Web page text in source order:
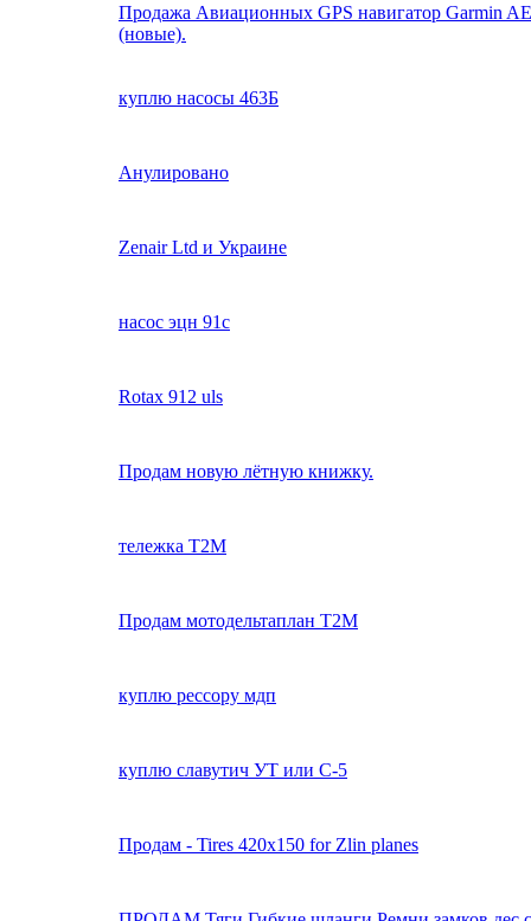
Продажа Авиационных GPS навигатор Garmin
(новые).
куплю насосы 463Б
Анулировано
Zenair Ltd и Украине
насос эцн 91с
Rotax 912 uls
Продам новую лётную книжку.
тележка Т2М
Продам мотодельтаплан Т2М
куплю рессору мдп
куплю славутич УТ или С-5
Продам - Tires 420x150 for Zlin planes